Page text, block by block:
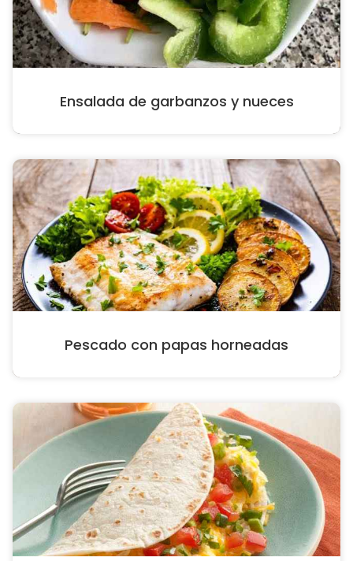
Ensalada de garbanzos y nueces
Pescado con papas horneadas